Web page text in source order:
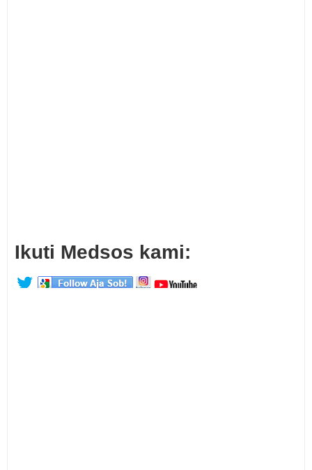
Ikuti Medsos kami: